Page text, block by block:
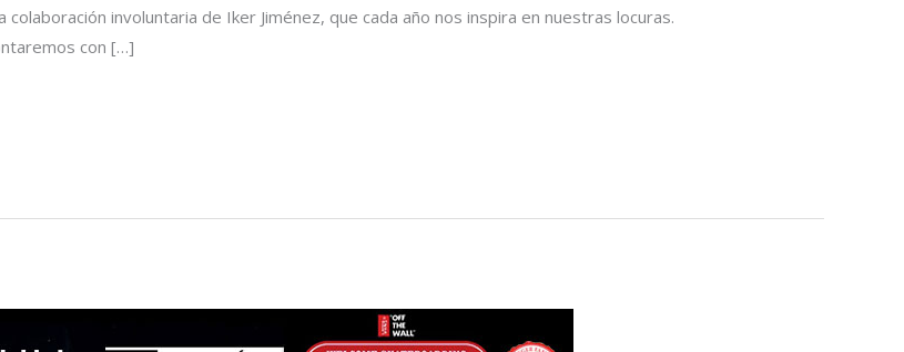
involuntaria de Iker Jiménez, que cada año nos inspira en nuestras locuras.
con […]